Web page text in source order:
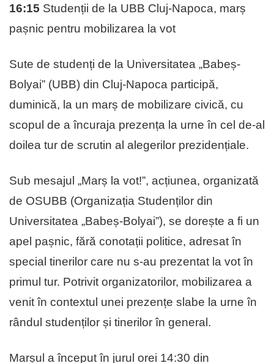
16:15 Studenții de la UBB Cluj-Napoca, marș
pașnic pentru mobilizarea la vot
Sute de studenți de la Universitatea „Babeș-
Bolyai” (UBB) din Cluj-Napoca participă,
duminică, la un marș de mobilizare civică, cu
scopul de a încuraja prezența la urne în cel de-al
doilea tur de scrutin al alegerilor prezidențiale.
Sub mesajul „Marș la vot!”, acțiunea, organizată
de OSUBB (Organizația Studenților din
Universitatea „Babeș-Bolyai”), se dorește a fi un
apel pașnic, fără conotații politice, adresat în
special tinerilor care nu s-au prezentat la vot în
primul tur. Potrivit organizatorilor, mobilizarea a
venit în contextul unei prezențe slabe la urne în
rândul studenților și tinerilor în general.
Marșul a început în jurul orei 14:30 din